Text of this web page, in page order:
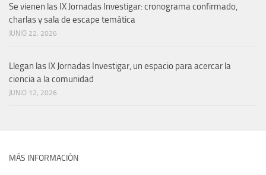
Se vienen las IX Jornadas Investigar: cronograma confirmado,
charlas y sala de escape temática
JUNIO 22, 2026
Llegan las IX Jornadas Investigar, un espacio para acercar la
ciencia a la comunidad
JUNIO 12, 2026
MÁS INFORMACIÓN